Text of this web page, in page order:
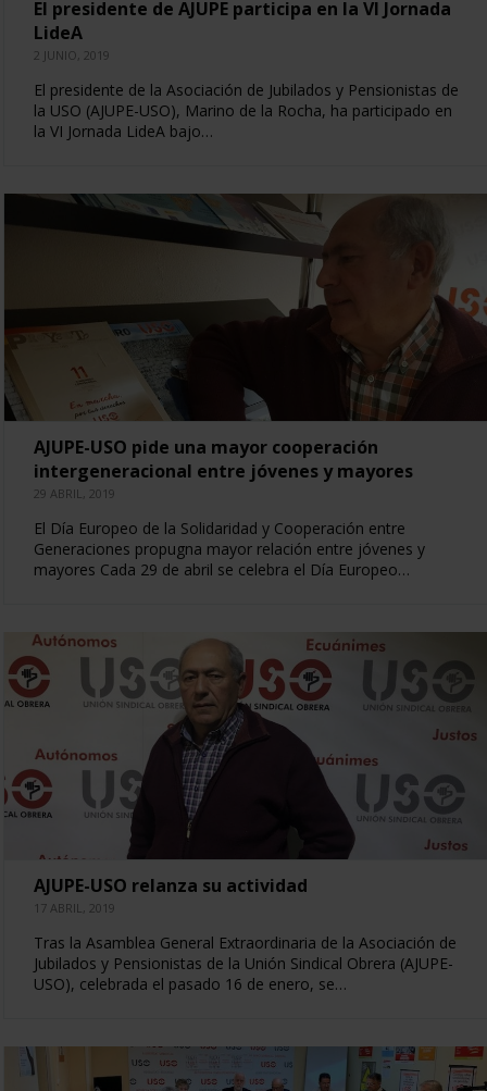
El presidente de AJUPE participa en la VI Jornada
LideA
2 JUNIO, 2019
El presidente de la Asociación de Jubilados y Pensionistas de
la USO (AJUPE-USO), Marino de la Rocha, ha participado en
la VI Jornada LideA bajo…
AJUPE-USO pide una mayor cooperación
intergeneracional entre jóvenes y mayores
29 ABRIL, 2019
El Día Europeo de la Solidaridad y Cooperación entre
Generaciones propugna mayor relación entre jóvenes y
mayores Cada 29 de abril se celebra el Día Europeo…
AJUPE-USO relanza su actividad
17 ABRIL, 2019
Tras la Asamblea General Extraordinaria de la Asociación de
Jubilados y Pensionistas de la Unión Sindical Obrera (AJUPE-
USO), celebrada el pasado 16 de enero, se…